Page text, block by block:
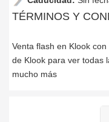
TÉRMINOS Y
Venta flash en Klook
de Klook para ver todas
mucho más